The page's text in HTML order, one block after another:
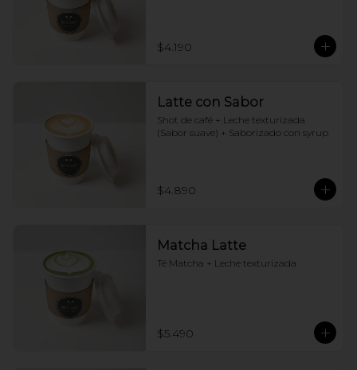
$4.190
Latte con Sabor
Shot de café + Leche texturizada
(Sabor suave) + Saborizado con syrup
$4.890
Matcha Latte
Té Matcha + Leche texturizada
$5.490